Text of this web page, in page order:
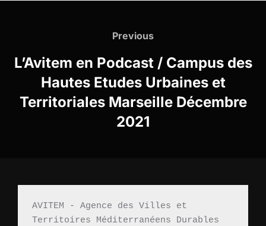
l’article
Previous
Previous
L’Avitem en Podcast / Campus des
Hautes Etudes Urbaines et
Territoriales Marseille Décembre
2021
AVITEM - Agence des Villes et
Territoires Méditerranéens Durables